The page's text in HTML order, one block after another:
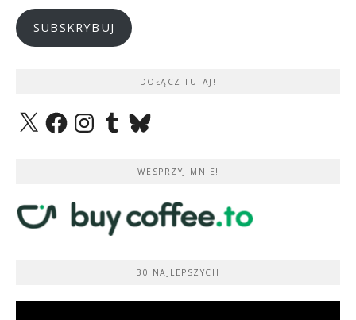
SUBSKRYBUJ
DOŁĄCZ TUTAJ!
X FacebookInstagramTumblrBluesky
WESPRZYJ MNIE!
30 NAJLEPSZYCH